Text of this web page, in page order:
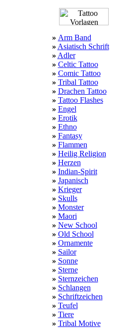
» Arm Band
» Asiatisch Schrift
» Adler
» Celtic Tattoo
» Comic Tattoo
» Tribal Tattoo
» Drachen Tattoo
» Tattoo Flashes
» Engel
» Erotik
» Ethno
» Fantasy
» Flammen
» Heilig Religion
» Herzen
» Indian-Spirit
» Japanisch
» Krieger
» Skulls
» Monster
» Maori
» New School
» Old School
» Ornamente
» Sailor
» Sonne
» Sterne
» Sternzeichen
» Schlangen
» Schriftzeichen
» Teufel
» Tiere
» Tribal Motive